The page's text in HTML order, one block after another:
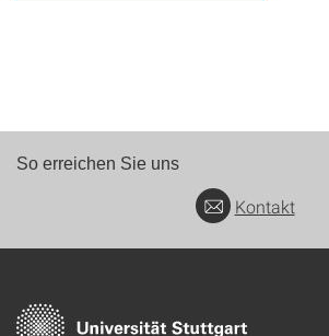
So erreichen Sie uns
Kontakt